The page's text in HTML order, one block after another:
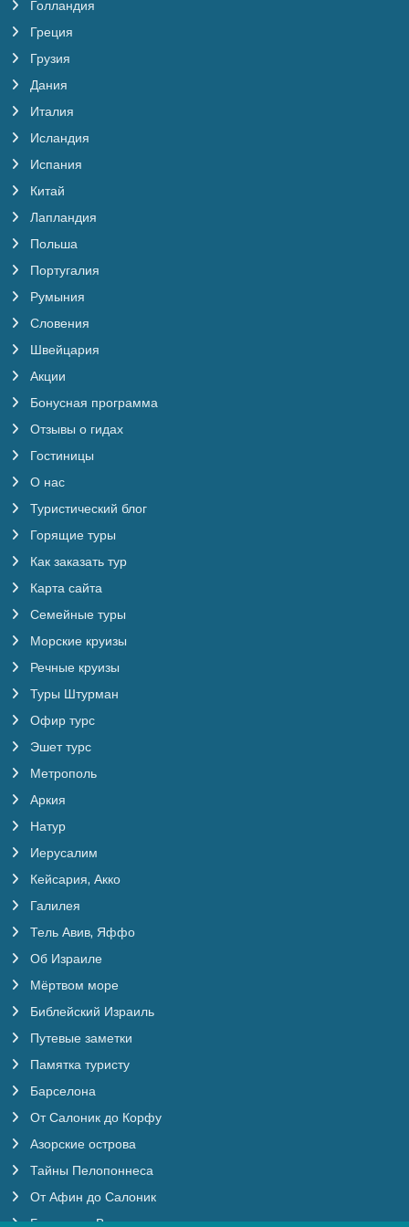
Голландия
Греция
Грузия
Дания
Италия
Исландия
Испания
Китай
Лапландия
Польша
Португалия
Румыния
Словения
Швейцария
Акции
Бонусная программа
Отзывы о гидах
Гостиницы
О нас
Туристический блог
Горящие туры
Как заказать тур
Карта сайта
Семейные туры
Морские круизы
Речные круизы
Туры Штурман
Офир турс
Эшет турс
Метрополь
Аркия
Натур
Иерусалим
Кейсария, Акко
Галилея
Тель Авив, Яффо
Об Израиле
Мёртвом море
Библейский Израиль
Путевые заметки
Памятка туристу
Барселона
От Салоник до Корфу
Азорские острова
Тайны Пелопоннеса
От Афин до Салоник
Будапешт, Вена